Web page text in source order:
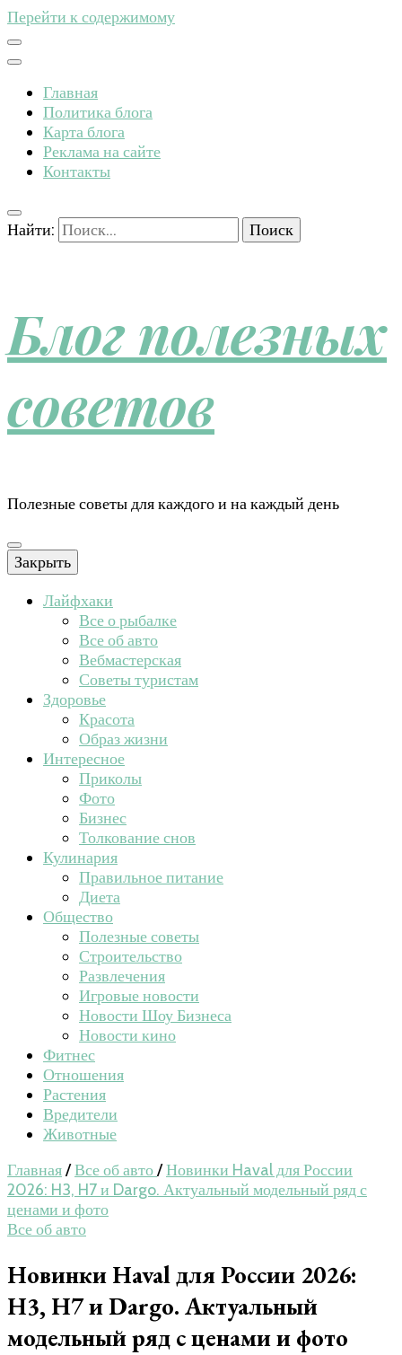
Перейти к содержимому
Главная
Политика блога
Карта блога
Реклама на сайте
Контакты
Найти:
Блог полезных
советов
Полезные советы для каждого и на каждый день
Закрыть
Лайфхаки
Все о рыбалке
Все об авто
Вебмастерская
Советы туристам
Здоровье
Красота
Образ жизни
Интересное
Приколы
Фото
Бизнес
Толкование снов
Кулинария
Правильное питание
Диета
Общество
Полезные советы
Строительство
Развлечения
Игровые новости
Новости Шоу Бизнеса
Новости кино
Фитнес
Отношения
Растения
Вредители
Животные
Главная/Все об авто/Новинки Haval для России
2026: H3, H7 и Dargo. Актуальный модельный ряд с
ценами и фото
Все об авто
Новинки Haval для России 2026:
H3, H7 и Dargo. Актуальный
модельный ряд с ценами и фото